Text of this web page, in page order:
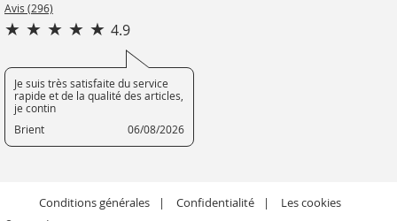
Avis (296)
4.9
Je suis très satisfaite du service
rapide et de la qualité des articles,
je contin
Brient
06/08/2026
Conditions générales Confidentialité Les cookies